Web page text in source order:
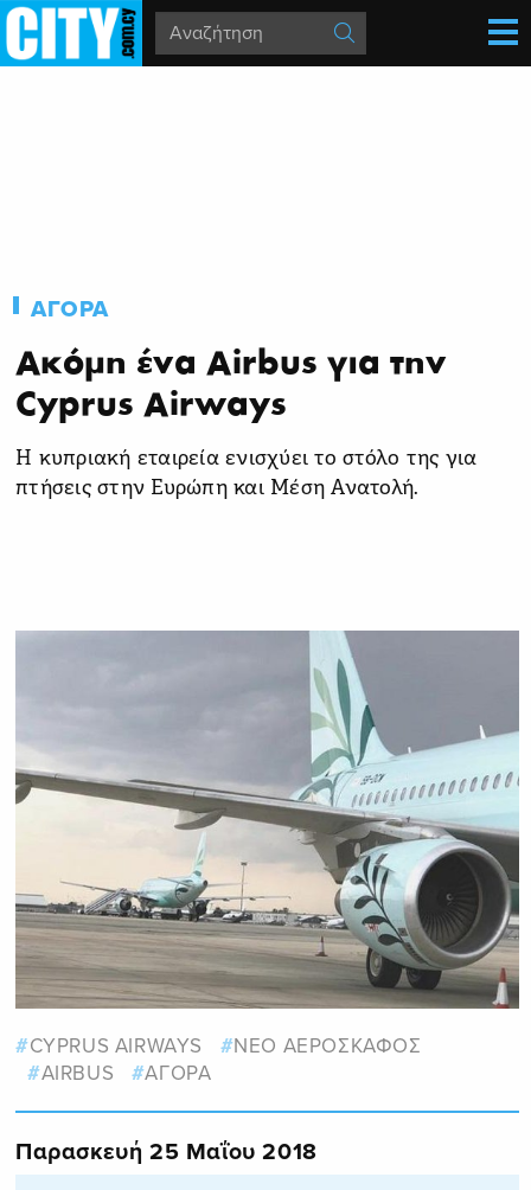
ΑΓΟΡΑ
Ακόμη ένα Airbus για την
Cyprus Airways
Η κυπριακή εταιρεία ενισχύει το στόλο της για
πτήσεις στην Ευρώπη και Μέση Ανατολή.
CYPRUS AIRWAYS
ΝΕΟ ΑΕΡΟΣΚΑΦΟΣ
AIRBUS
ΑΓΟΡΑ
Παρασκευή 25 Μαΐου 2018